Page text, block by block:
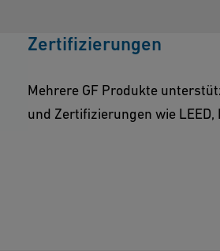
Zertifizierungen
Mehrere GF Produkte
und Zertifizierungen wie LEED,